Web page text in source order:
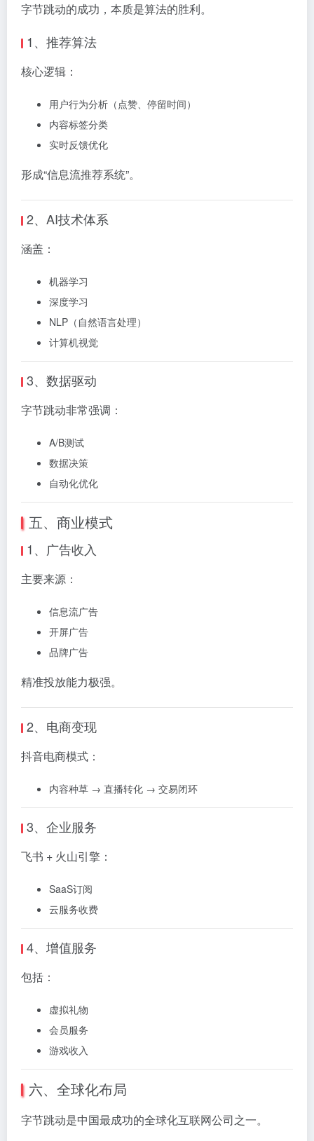
字节跳动的成功，本质是算法的胜利。
1、推荐算法
核心逻辑：
用户行为分析（点赞、停留时间）
内容标签分类
实时反馈优化
形成“信息流推荐系统”。
2、AI技术体系
涵盖：
机器学习
深度学习
NLP（自然语言处理）
计算机视觉
3、数据驱动
字节跳动非常强调：
A/B测试
数据决策
自动化优化
五、商业模式
1、广告收入
主要来源：
信息流广告
开屏广告
品牌广告
精准投放能力极强。
2、电商变现
抖音电商模式：
内容种草 → 直播转化 → 交易闭环
3、企业服务
飞书 + 火山引擎：
SaaS订阅
云服务收费
4、增值服务
包括：
虚拟礼物
会员服务
游戏收入
六、全球化布局
字节跳动是中国最成功的全球化互联网公司之一。